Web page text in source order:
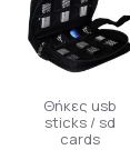
Θήκες usb
sticks / sd
cards